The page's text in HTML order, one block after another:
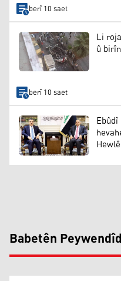
berî 10 saet
Li
û
berî 10 saet
Babetên